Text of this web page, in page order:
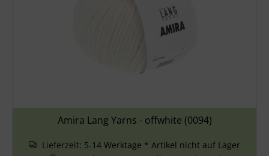
Amira Lang Yarns - offwhite (0094)
Lieferzeit: 5-14 Werktage * Artikel nicht auf Lager